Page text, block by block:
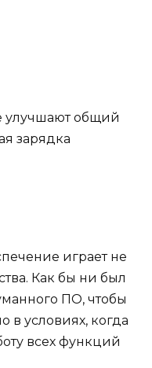
улучшают общий
зарядка
играет не
Как бы ни был
ПО, чтобы
в условиях, когда
всех функций